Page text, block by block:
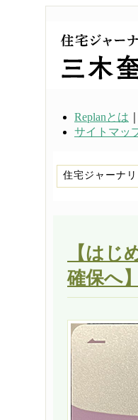
Replanとは
サイトマッ
住宅ジャーナ
【はじ
確保へ】